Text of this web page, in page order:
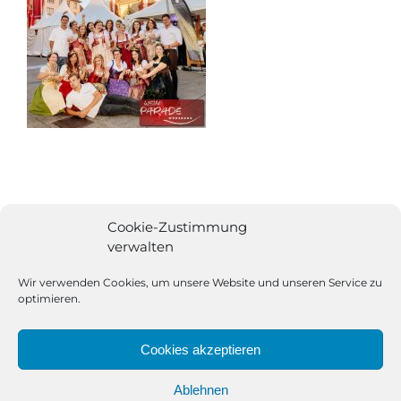
Cookie-Zustimmung
verwalten
Wir verwenden Cookies, um unsere Website und unseren Service zu
optimieren.
Cookies akzeptieren
Ablehnen